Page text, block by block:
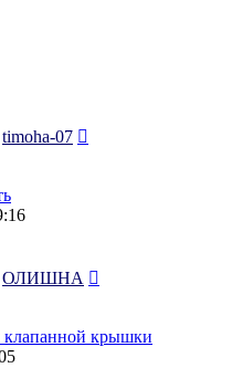
timoha-07
ОЛИШНА
клапанной крышки